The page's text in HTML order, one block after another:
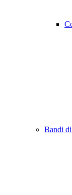
Bandi di